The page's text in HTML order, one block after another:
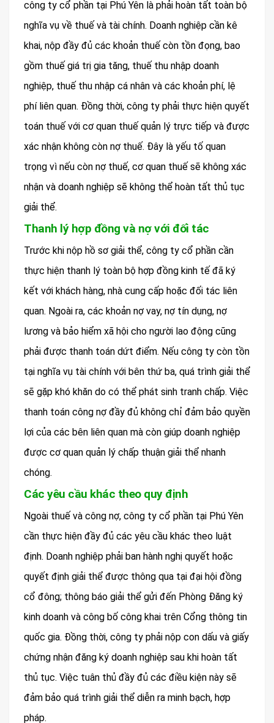
công ty cổ phần tại Phú Yên là phải hoàn tất toàn bộ
nghĩa vụ về thuế và tài chính. Doanh nghiệp cần kê
khai, nộp đầy đủ các khoản thuế còn tồn đọng, bao
gồm thuế giá trị gia tăng, thuế thu nhập doanh
nghiệp, thuế thu nhập cá nhân và các khoản phí, lệ
phí liên quan. Đồng thời, công ty phải thực hiện quyết
toán thuế với cơ quan thuế quản lý trực tiếp và được
xác nhận không còn nợ thuế. Đây là yếu tố quan
trọng vì nếu còn nợ thuế, cơ quan thuế sẽ không xác
nhận và doanh nghiệp sẽ không thể hoàn tất thủ tục
giải thể.
Thanh lý hợp đồng và nợ với đối tác
Trước khi nộp hồ sơ giải thể, công ty cổ phần cần
thực hiện thanh lý toàn bộ hợp đồng kinh tế đã ký
kết với khách hàng, nhà cung cấp hoặc đối tác liên
quan. Ngoài ra, các khoản nợ vay, nợ tín dụng, nợ
lương và bảo hiểm xã hội cho người lao động cũng
phải được thanh toán dứt điểm. Nếu công ty còn tồn
tại nghĩa vụ tài chính với bên thứ ba, quá trình giải thể
sẽ gặp khó khăn do có thể phát sinh tranh chấp. Việc
thanh toán công nợ đầy đủ không chỉ đảm bảo quyền
lợi của các bên liên quan mà còn giúp doanh nghiệp
được cơ quan quản lý chấp thuận giải thể nhanh
chóng.
Các yêu cầu khác theo quy định
Ngoài thuế và công nợ, công ty cổ phần tại Phú Yên
cần thực hiện đầy đủ các yêu cầu khác theo luật
định. Doanh nghiệp phải ban hành nghị quyết hoặc
quyết định giải thể được thông qua tại đại hội đồng
cổ đông; thông báo giải thể gửi đến Phòng Đăng ký
kinh doanh và công bố công khai trên Cổng thông tin
quốc gia. Đồng thời, công ty phải nộp con dấu và giấy
chứng nhận đăng ký doanh nghiệp sau khi hoàn tất
thủ tục. Việc tuân thủ đầy đủ các điều kiện này sẽ
đảm bảo quá trình giải thể diễn ra minh bạch, hợp
pháp.